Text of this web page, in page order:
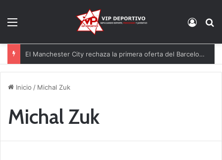
El Manchester City rechaza la primera oferta del Barcelona por Rodri
Inicio / Michal Zuk
Michal Zuk